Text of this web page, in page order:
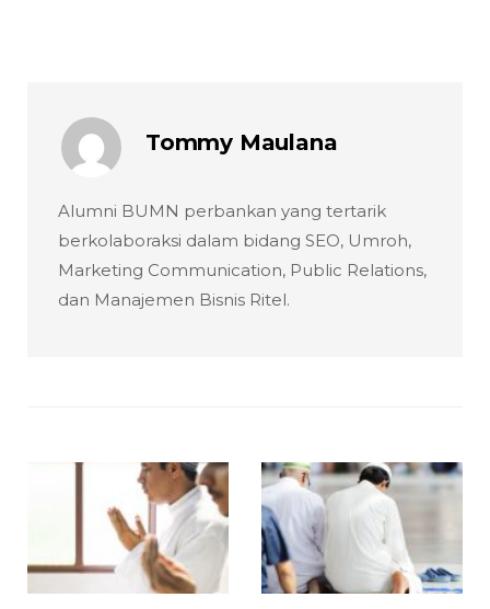
Tommy Maulana
Alumni BUMN perbankan yang tertarik
berkolaboraksi dalam bidang SEO, Umroh,
Marketing Communication, Public Relations,
dan Manajemen Bisnis Ritel.